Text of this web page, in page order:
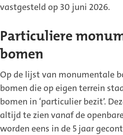
vastgesteld op 30 juni 2026.
Particuliere
bomen
Op de lijst van monumentale
bomen die op eigen terrein
bomen in ‘particulier bezit’.
altijd te zien vanaf de
worden eens in de 5 jaar